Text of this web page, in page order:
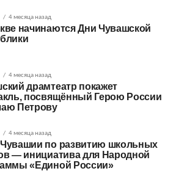
4 месяца назад
начинаются Дни Чувашской
4 месяца назад
драмтеатр покажет
посвящённый Герою России
Петрову
4 месяца назад
по развитию школьных
— инициатива для Народной
«Единой России»